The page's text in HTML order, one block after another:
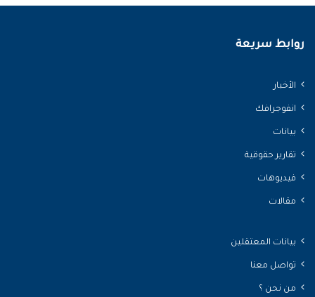
روابط سريعة
الأخبار
انفوجرافك
بيانات
تقارير حقوقية
فيديوهات
مقالات
بيانات المعتقلين
تواصل معنا
من نحن ؟